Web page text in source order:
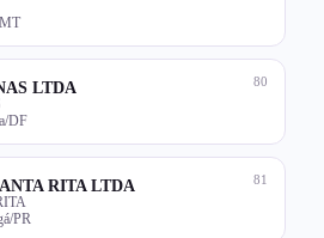
80
LTDA
DF
81
RITA LTDA
PR